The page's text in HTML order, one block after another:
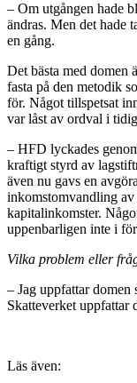
– Om utgången hade
ändras. Men det hade
en gång.
Det bästa med domen
fasta på den metodik
för. Något tillspetsat
var låst av ordval i
– HFD lyckades
kraftigt styrd av
även nu gavs en
inkomstomvandling av
kapitalinkomster.
uppenbarligen inte i
Vilka problem eller
– Jag uppfattar
Skatteverket uppfattar
Läs även: